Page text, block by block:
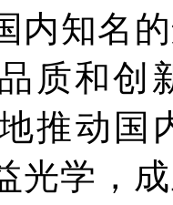
内知名
质和创
推动国
光学，